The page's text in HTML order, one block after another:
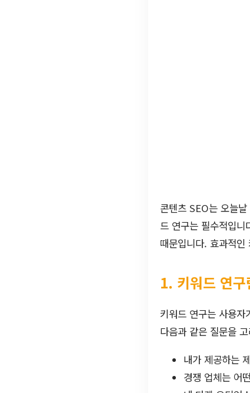
콘텐츠 SEO는 오늘
드 연구는 필수적입
때문입니다. 효과적
1. 키워드 연구
키워드 연구는 사용
다음과 같은 질문을
내가 제공하는
경쟁 업체는 어